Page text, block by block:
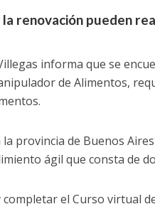
renovación pueden
informa que se
de Alimentos,
provincia de Buenos
ágil que consta de
el Curso virtual